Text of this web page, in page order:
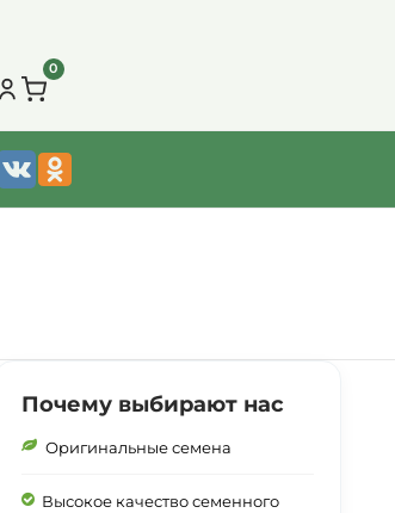
0
Почему выбирают нас
Оригинальные семена
Высокое качество семенного